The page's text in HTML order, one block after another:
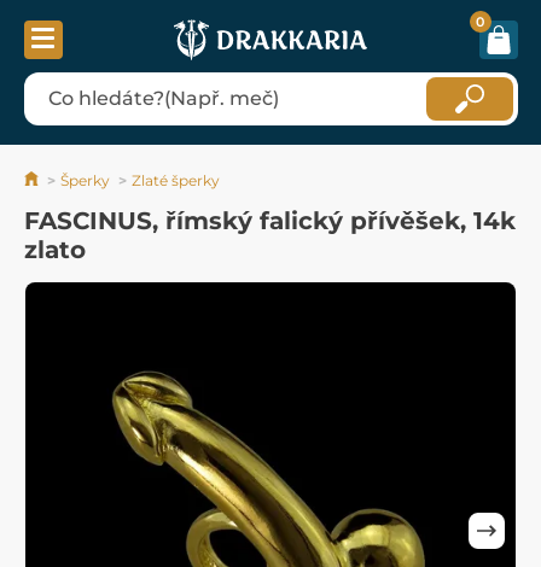
0
Šperky Zlaté šperky
FASCINUS, římský falický přívěšek, 14k
zlato